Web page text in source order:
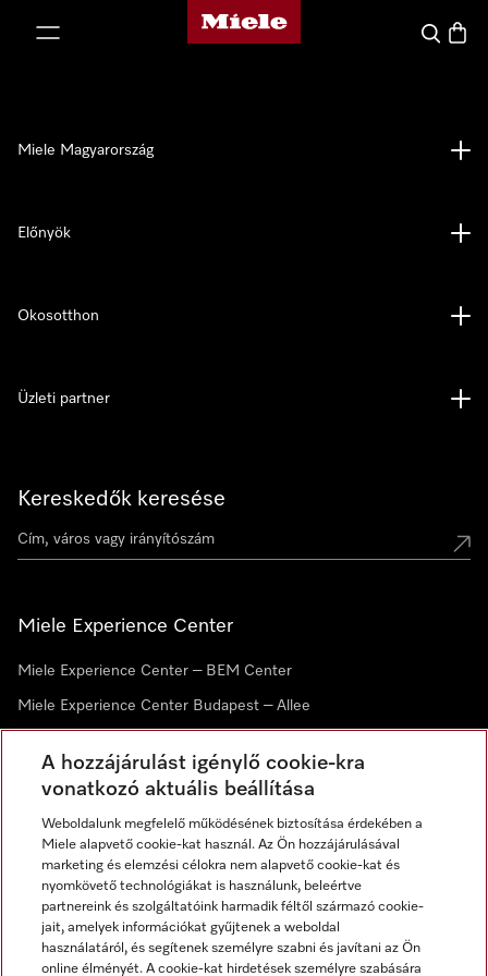
Miele honlapja
Kereses
Kereskedők keresése
Miele Experience Center
Miele Experience Center – BEM Center
Miele Experience Center Budapest – Allee
Hírlevél
Miele Magyarország
Előnyök
Okosotthon
Üzleti partner
A hozzájárulást igénylő cookie-kra
vonatkozó aktuális beállítása
Weboldalunk megfelelő működésének biztosítása érdekében a
Miele alapvető cookie-kat használ. Az Ön hozzájárulásával
marketing és elemzési célokra nem alapvető cookie-kat és
nyomkövető technológiákat is használunk, beleértve
partnereink és szolgáltatóink harmadik féltől származó cookie-
jait, amelyek információkat gyűjtenek a weboldal
használatáról, és segítenek személyre szabni és javítani az Ön
online élményét. A cookie-kat hirdetések személyre szabására